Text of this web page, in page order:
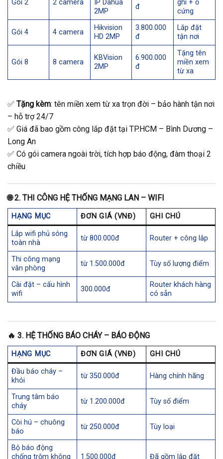
Gói 2 2 camera
IP Dahua
2MP
đ
ghi + ổ
cứng
Gói 4 4 camera
Hikvision
HD 2MP
3.800.000
đ
Lắp đặt
tận nơi
Gói 8 8 camera
KBVision
2MP
6.900.000
đ
Tặng tên
miền xem
từ xa
✅ Tặng kèm: tên miền xem từ xa trọn đời – bảo hành tận nơi
– hỗ trợ 24/7
✅ Giá đã bao gồm công lắp đặt tại TP.HCM – Bình Dương –
Long An
✅ Có gói camera ngoài trời, tích hợp báo động, đàm thoại 2
chiều
🌐2. THI CÔNG HỆ THỐNG MẠNG LAN – WIFI
HẠNG MỤC ĐƠN GIÁ (VNĐ) GHI CHÚ
Lắp wifi phủ sóng
toàn nhà
từ 800.000đ Router + công lắp
Thi công mạng
văn phòng
từ 1.500.000đ Tùy số lượng điểm
Cài đặt – cấu hình
wifi
300.000đ
Router khách hàng
có sẵn
🔥 3. HỆ THỐNG BÁO CHÁY – BÁO ĐỘNG
HẠNG MỤC ĐƠN GIÁ (VNĐ) GHI CHÚ
Đầu báo cháy –
khói
từ 350.000đ Hàng chính hãng
Trung tâm báo
cháy
từ 1.200.000đ Tùy số điểm
Còi hú – chuông
báo
từ 250.000đ Tùy loại
Bộ báo động
chống trộm không
1.500.000đ Đã gồm lắp đặt